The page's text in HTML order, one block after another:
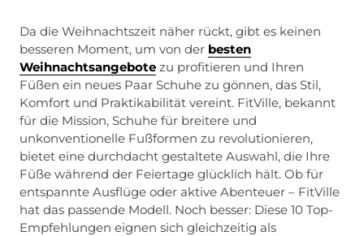
Da die Weihnachtszeit näher rückt, gibt es keinen
besseren Moment, um von der besten
Weihnachtsangebote zu profitieren und Ihren
Füßen ein neues Paar Schuhe zu gönnen, das Stil,
Komfort und Praktikabilität vereint. FitVille, bekannt
für die Mission, Schuhe für breitere und
unkonventionelle Fußformen zu revolutionieren,
bietet eine durchdacht gestaltete Auswahl, die Ihre
Füße während der Feiertage glücklich hält. Ob für
entspannte Ausflüge oder aktive Abenteuer – FitVille
hat das passende Modell. Noch besser: Diese 10 Top-
Empfehlungen eignen sich gleichzeitig als